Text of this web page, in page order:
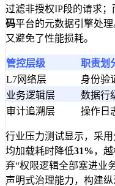
过滤非授权IP段的请求
码平台的元数据引擎处理
又避免了性能损耗。
管控层级 职责划
L7网络层
身份验
业务逻辑层
数据行
审计追溯层
操作日
行业压力测试显示，采用
均加载耗时降低31%，
弃“权限逻辑全部塞进业
声明式治理能力，构建